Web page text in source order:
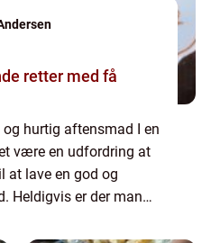
retter med få
hurtig aftensmad I en
være en udfordring at
at lave en god og
Heldigvis er der mange